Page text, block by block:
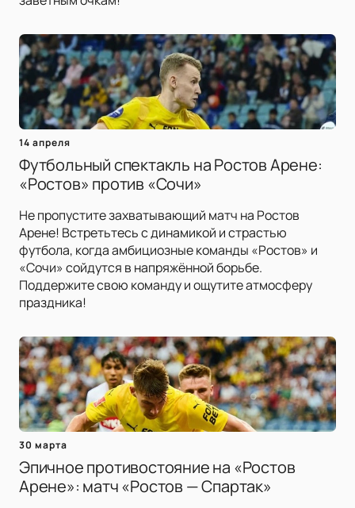
14 апреля
Футбольный спектакль на Ростов Арене:
«Ростов» против «Сочи»
Не пропустите захватывающий матч на Ростов
Арене! Встретьтесь с динамикой и страстью
футбола, когда амбициозные команды «Ростов» и
«Сочи» сойдутся в напряжённой борьбе.
Поддержите свою команду и ощутите атмосферу
праздника!
30 марта
Эпичное противостояние на «Ростов
Арене»: матч «Ростов — Спартак»